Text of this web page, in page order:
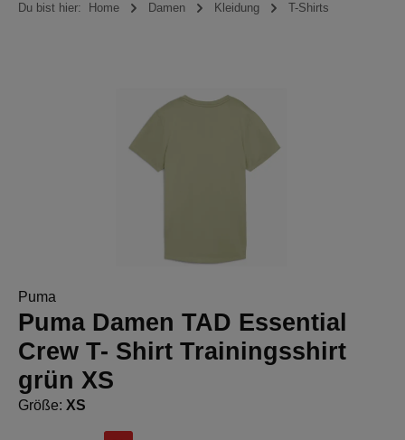
Du bist hier: Home Damen Kleidung T-Shirts
Puma
Puma Damen TAD Essential
Crew T- Shirt Trainingsshirt
grün XS
Größe: XS